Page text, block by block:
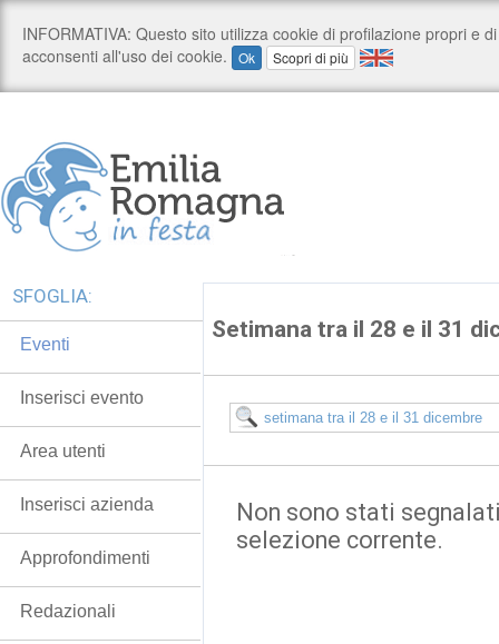
Setimana tra il 28 e il 31
Non sono stati
selezione corrente.
SFOGLIA:
Eventi
Inserisci evento
Area utenti
Inserisci azienda
Approfondimenti
Redazionali